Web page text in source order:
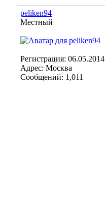
peliken94
Местный
Регистрация: 06.05.2014
Адрес: Москва
Сообщений: 1,011